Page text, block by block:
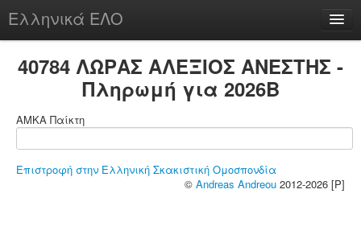
Ελληνικά ΕΛΟ
chesstu.be @ discord
40784 ΛΩΡΑΣ ΑΛΕΞΙΟΣ ΑΝΕΣΤΗΣ -
Πληρωμή για 2026B
ΑΜΚΑ Παίκτη
Επιστροφή στην Ελληνική Σκακιστική Ομοσπονδία
© Andreas Andreou 2012-2026 [P]